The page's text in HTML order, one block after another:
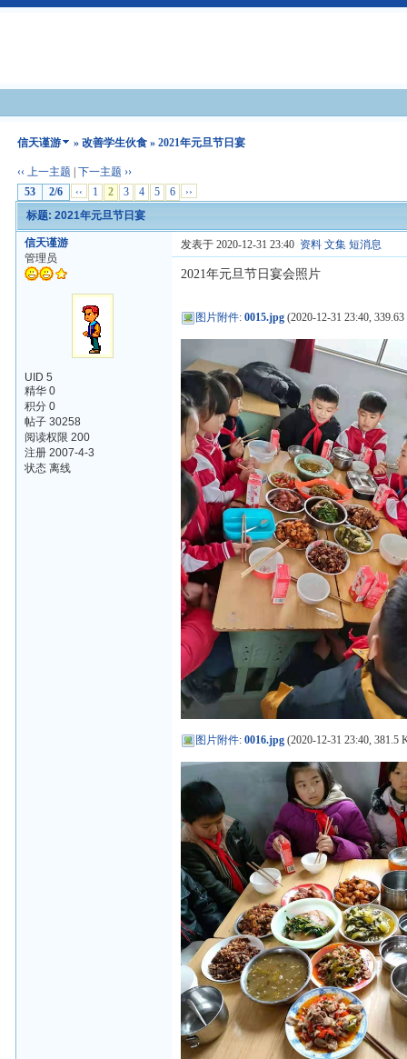
信天谨游 »改善学生伙食 » 2021年元旦节日宴
‹‹ 上一主题 |下一主题 ››
53
2/6 ‹‹ 1 2 3 4 5 6 ››
标题: 2021年元旦节日宴
信天谨游
管理员
UID 5
精华 0
积分 0
帖子 30258
阅读权限 200
注册 2007-4-3
状态 离线
发表于 2020-12-31 23:40 资料 文集 短消息
2021年元旦节日宴会照片
图片附件:0015.jpg (2020-12-31 23:40,
图片附件:0016.jpg (2020-12-31 23:40, 381.5